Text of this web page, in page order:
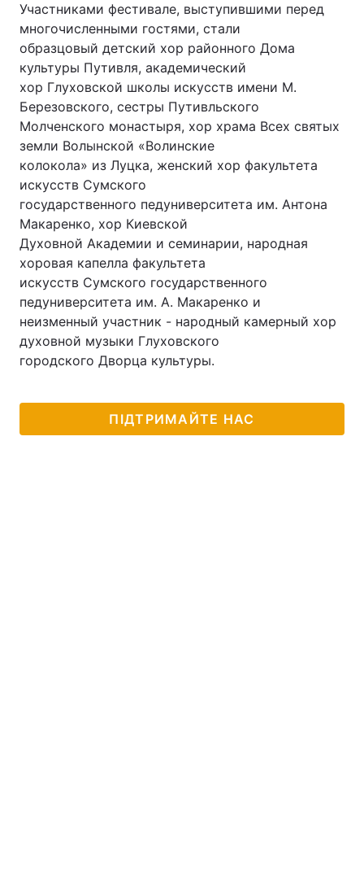
Послуги
Тема оформлення
Участниками фестивале, выступившими перед
многочисленными гостями, стали
образцовый детский хор районного Дома
культуры Путивля, академический
хор Глуховской школы искусств имени М.
Березовского, сестры Путивльского
Молченского монастыря, хор храма Всех святых
земли Волынской «Волинские
колокола» из Луцка, женский хор факультета
искусств Сумского
государственного педуниверситета им. Антона
Макаренко, хор Киевской
Духовной Академии и семинарии, народная
хоровая капелла факультета
искусств Сумского государственного
педуниверситета им. А. Макаренко и
неизменный участник - народный камерный хор
духовной музыки Глуховского
городского Дворца культуры.
ПІДТРИМАЙТЕ НАС